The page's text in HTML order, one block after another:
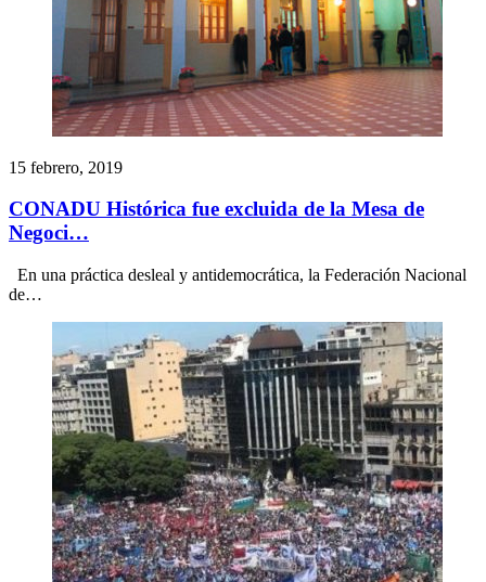
15 febrero, 2019
CONADU Histórica fue excluida de la Mesa de
Negoci…
En una práctica desleal y antidemocrática, la Federación Nacional
de…